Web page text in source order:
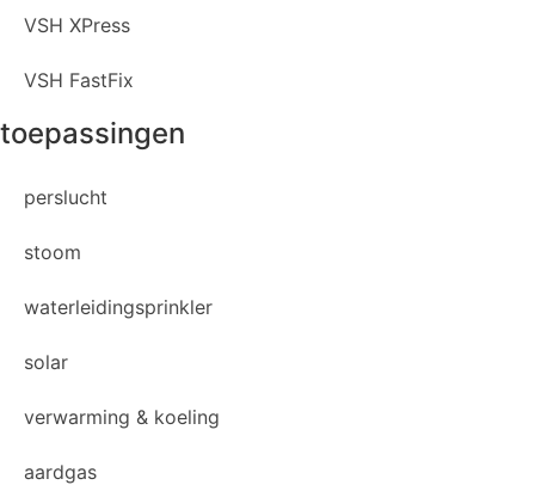
VSH XPress
VSH FastFix
toepassingen
perslucht
stoom
waterleidingsprinkler
solar
verwarming & koeling
aardgas